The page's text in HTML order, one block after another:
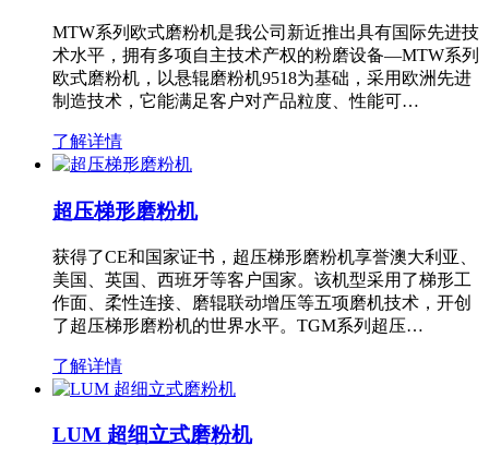
MTW系列欧式磨粉机是我公司新近推出具有国际先进技
术水平，拥有多项自主技术产权的粉磨设备—MTW系列
欧式磨粉机，以悬辊磨粉机9518为基础，采用欧洲先进
制造技术，它能满足客户对产品粒度、性能可…
了解详情
超压梯形磨粉机
获得了CE和国家证书，超压梯形磨粉机享誉澳大利亚、
美国、英国、西班牙等客户国家。该机型采用了梯形工
作面、柔性连接、磨辊联动增压等五项磨机技术，开创
了超压梯形磨粉机的世界水平。TGM系列超压…
了解详情
LUM 超细立式磨粉机